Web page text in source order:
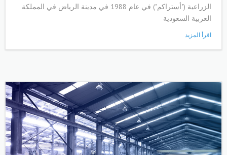
الزراعية ("أستراكم") في عام 1988 في مدينة الرياض في المملكة
العربية السعودية
اقرأ المزيد